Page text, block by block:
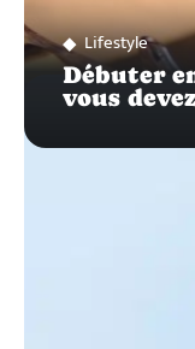
Lifestyle
Débuter
vous